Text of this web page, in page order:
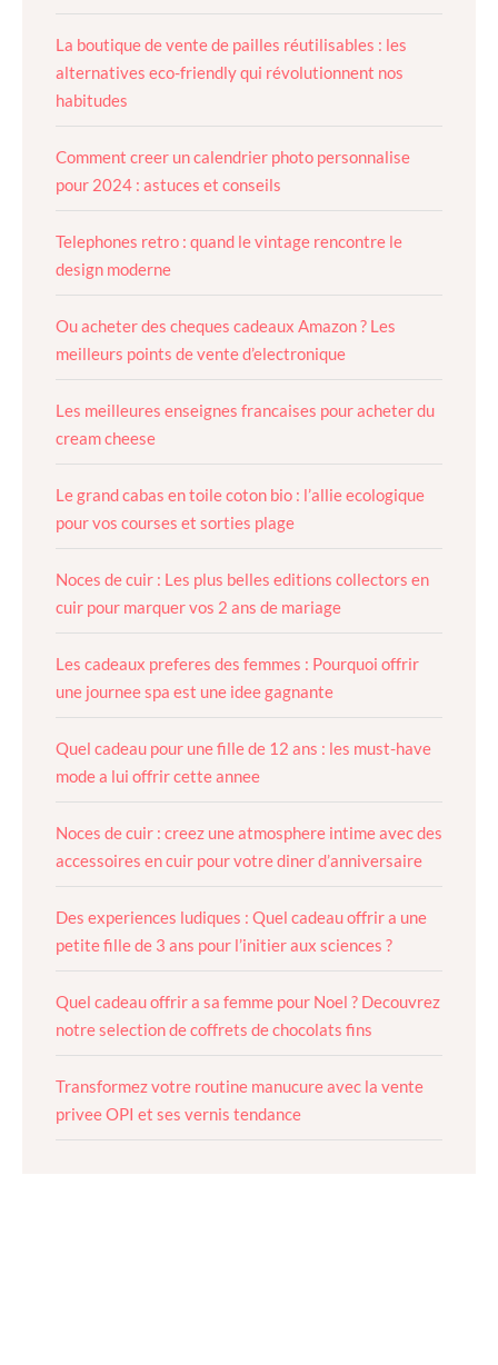
La boutique de vente de pailles réutilisables : les
alternatives eco-friendly qui révolutionnent nos
habitudes
Comment creer un calendrier photo personnalise
pour 2024 : astuces et conseils
Telephones retro : quand le vintage rencontre le
design moderne
Ou acheter des cheques cadeaux Amazon ? Les
meilleurs points de vente d’electronique
Les meilleures enseignes francaises pour acheter du
cream cheese
Le grand cabas en toile coton bio : l’allie ecologique
pour vos courses et sorties plage
Noces de cuir : Les plus belles editions collectors en
cuir pour marquer vos 2 ans de mariage
Les cadeaux preferes des femmes : Pourquoi offrir
une journee spa est une idee gagnante
Quel cadeau pour une fille de 12 ans : les must-have
mode a lui offrir cette annee
Noces de cuir : creez une atmosphere intime avec des
accessoires en cuir pour votre diner d’anniversaire
Des experiences ludiques : Quel cadeau offrir a une
petite fille de 3 ans pour l’initier aux sciences ?
Quel cadeau offrir a sa femme pour Noel ? Decouvrez
notre selection de coffrets de chocolats fins
Transformez votre routine manucure avec la vente
privee OPI et ses vernis tendance